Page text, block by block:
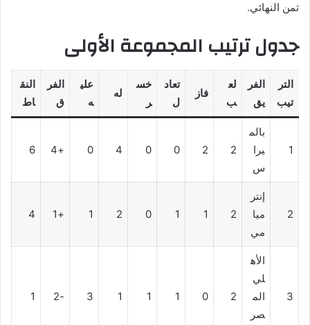
ثمن النهائي.
جدول ترتيب المجموعة الأولى
التر
تيب
الفر
يق
لع
ب
فاز
تعاد
ل
خس
ر
له
علي
ه
الفر
ق
النق
اط
1
بالم
يرا
س
2
2
0
0
4
0
+4
6
2
إنتر
ميا
مي
2
1
1
0
2
1
+1
4
3
الأه
لي
الم
صر
2
0
1
1
1
3
-2
1